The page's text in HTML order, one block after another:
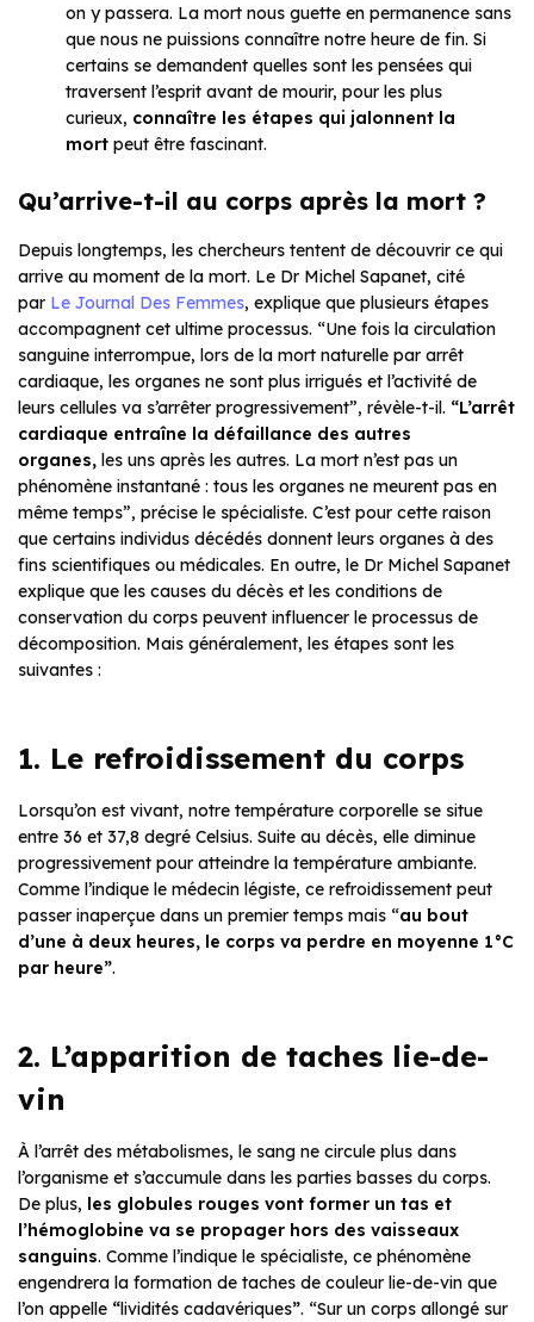
on y passera. La mort nous guette en permanence sans
que nous ne puissions connaître notre heure de fin. Si
certains se demandent quelles sont les pensées qui
traversent l’esprit avant de mourir, pour les plus
curieux, connaître les étapes qui jalonnent la
mort peut être fascinant.
Qu’arrive-t-il au corps après la mort ?
Depuis longtemps, les chercheurs tentent de découvrir ce qui
arrive au moment de la mort. Le Dr Michel Sapanet, cité
par Le Journal Des Femmes, explique que plusieurs étapes
accompagnent cet ultime processus. “Une fois la circulation
sanguine interrompue, lors de la mort naturelle par arrêt
cardiaque, les organes ne sont plus irrigués et l’activité de
leurs cellules va s’arrêter progressivement”, révèle-t-il. “L’arrêt
cardiaque entraîne la défaillance des autres
organes, les uns après les autres. La mort n’est pas un
phénomène instantané : tous les organes ne meurent pas en
même temps”, précise le spécialiste. C’est pour cette raison
que certains individus décédés donnent leurs organes à des
fins scientifiques ou médicales. En outre, le Dr Michel Sapanet
explique que les causes du décès et les conditions de
conservation du corps peuvent influencer le processus de
décomposition. Mais généralement, les étapes sont les
suivantes :
1. Le refroidissement du corps
Lorsqu’on est vivant, notre température corporelle se situe
entre 36 et 37,8 degré Celsius. Suite au décès, elle diminue
progressivement pour atteindre la température ambiante.
Comme l’indique le médecin légiste, ce refroidissement peut
passer inaperçue dans un premier temps mais “au bout
d’une à deux heures, le corps va perdre en moyenne 1°C
par heure”.
2. L’apparition de taches lie-de-
vin
À l’arrêt des métabolismes, le sang ne circule plus dans
l’organisme et s’accumule dans les parties basses du corps.
De plus, les globules rouges vont former un tas et
l’hémoglobine va se propager hors des vaisseaux
sanguins. Comme l’indique le spécialiste, ce phénomène
engendrera la formation de taches de couleur lie-de-vin que
l’on appelle “lividités cadavériques”. “Sur un corps allongé sur